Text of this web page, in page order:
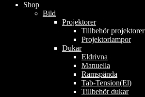
Shop
Bild
Projektorer
Tillbehör projektorer
Projektorlampor
Dukar
Eldrivna
Manuella
Ramspända
Tab-Tension(El)
Tillbehör dukar